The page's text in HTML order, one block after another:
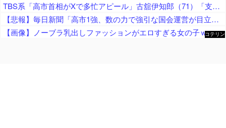
TBS系「高市首相がXで多忙アピール」古舘伊知郎（71）「支持率下がってますんで、国民の同情を誘ってるな、と思います」「いいねの数だけ涙をぬぐえる、そういう思いで書いてらっしゃるのかも」
【悲報】毎日新聞「高市1強、数の力で強引な国会運営が目立つ！」→ 松井一郎氏「選挙で圧勝したから公約実現は当然でしょ？」ｗｗｗｗｗｗｗｗｗｗｗｗｗｗ
【画像】ノーブラ乳出しファッションがエロすぎる女の子ｗｗｗｗ
コテリン